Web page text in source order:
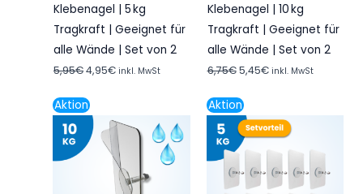
Klebenagel | 5 kg
Tragkraft | Geeignet für
alle Wände | Set von 2
5,95€4,95€ inkl. MwSt
Klebenagel | 10 kg
Tragkraft | Geeignet für
alle Wände | Set von 2
6,75€ 5,45€ inkl. MwSt
AktionUrsprünglicher
Preis
war:
7,25€
Preis
ist:
5,95€.
Aktion
Preis
war:
Preis
ist: